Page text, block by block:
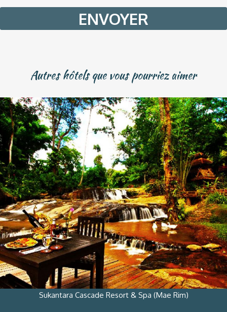
MM
Autres hôtels que vous pourriez aimer
Sukantara Cascade Resort & Spa (Mae Rim)